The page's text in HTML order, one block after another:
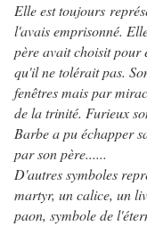
Elle est toujours
l'avais emprisonné.
père avait choisit pour
qu'il ne tolérait pas.
fenêtres mais par
de la trinité. Furieux
Barbe a pu échapper
par son père......
D'autres symboles
martyr, un calice, un
paon, symbole de